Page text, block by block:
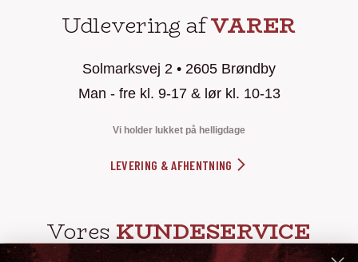
Udlevering afVARER
Solmarksvej 2 • 2605 Brøndby
Man - fre kl. 9-17 & lør kl. 10-13
Vi holder lukket på helligdage
LEVERING & AFHENTNING
Vores KUNDESERVICE